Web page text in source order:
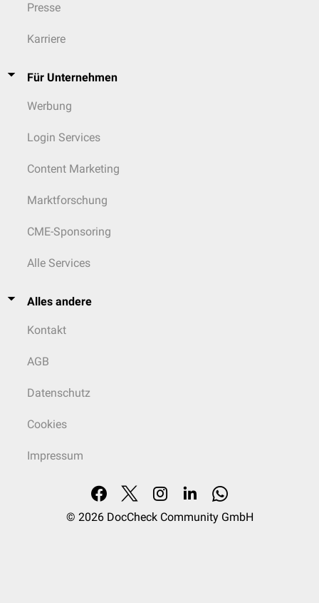
Presse
Karriere
Für Unternehmen
Werbung
Login Services
Content Marketing
Marktforschung
CME-Sponsoring
Alle Services
Alles andere
Kontakt
AGB
Datenschutz
Cookies
Impressum
© 2026 DocCheck Community GmbH